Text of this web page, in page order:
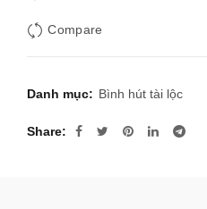
Compare
Danh mục: Bình hút tài lộc
Share